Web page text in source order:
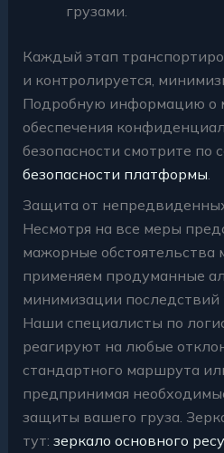
грузами.
Каждый этап
и контролируется,
Подробную информацию о
обеспечения
безопасности смотрите по
безопасности платформы
Защита от
Несмотря на все меры
мажорные обстоятельства
применяем продуманные
минимизации последствий
Наши специалисты по
реагируют на любые
стандартного маршрута
предпринимая
защиты вашего груза.
тут: зеркало основного